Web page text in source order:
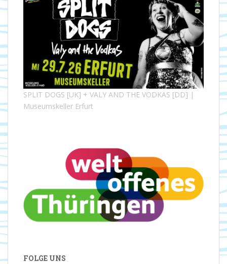
SPLIT DOGS [UK] + VALY AND THE VODKAS [DD] |
Museumskeller Erfurt
FOLGE UNS